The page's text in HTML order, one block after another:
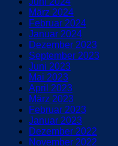
März 2024
Februar 2024
Januar 2024
Dezember 2023
September 2023
Juni 2023
Mai 2023
April 2023
März 2023
Februar 2023
Januar 2023
Dezember 2022
November 2022